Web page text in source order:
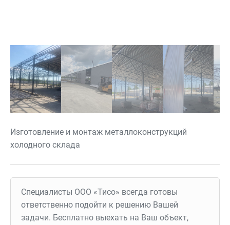
Изготовление и монтаж металлоконструкций
холодного склада
Специалисты ООО «Тисо» всегда готовы
ответственно подойти к решению Вашей
задачи. Бесплатно выехать на Ваш объект,